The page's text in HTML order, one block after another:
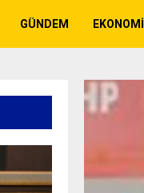
GÜNDEM EKONOMI